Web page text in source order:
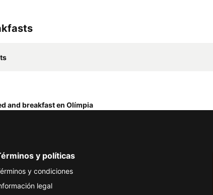
and breakfast en Olímpia
y políticas
y condiciones
legal